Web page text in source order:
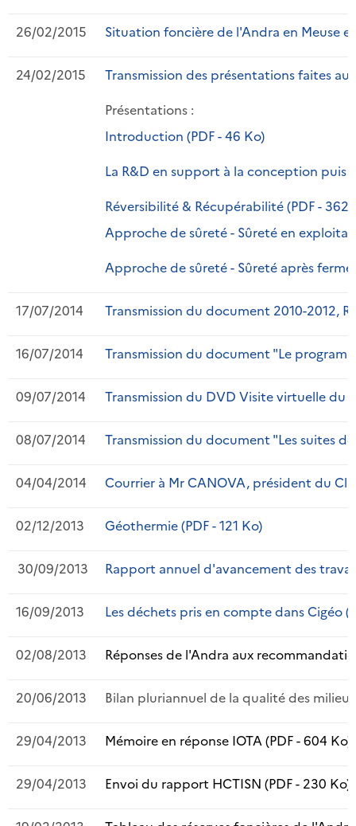
26/02/2015 Situation foncière de l'Andra en Meuse
24/02/2015
Transmission des présentations faites
Présentations :
Introduction (PDF - 46 Ko)
La R&D en support à la conception puis
Réversibilité & Récupérabilité (PDF - 362
Approche de sûreté - Sûreté en
Approche de sûreté - Sûreté après
17/07/2014 Transmission du document 2010-2012,
16/07/2014 Transmission du document "Le
09/07/2014 Transmission du DVD Visite virtuelle du
08/07/2014 Transmission du document "Les suites
04/04/2014 Courrier à Mr CANOVA, président du
02/12/2013 Géothermie (PDF - 121 Ko)
30/09/2013 Rapport annuel d'avancement des
16/09/2013 Les déchets pris en compte dans Cigéo
02/08/2013 Réponses de l'Andra aux
20/06/2013 Bilan pluriannuel de la qualité des
29/04/2013 Mémoire en réponse IOTA (PDF - 604 Ko)
29/04/2013 Envoi du rapport HCTISN (PDF - 230 Ko)